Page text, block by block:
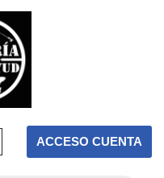
ACCESO CUENTA